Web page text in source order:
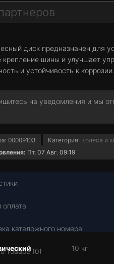
диск предназначен для
крепление шины и улучшает
и устойчивость к
на уведомления и мы
00009103 Категория: Колеса и
Пт, 07 Авг. 09:19
оплата
каталожного номера
товаре (0) 10 кг